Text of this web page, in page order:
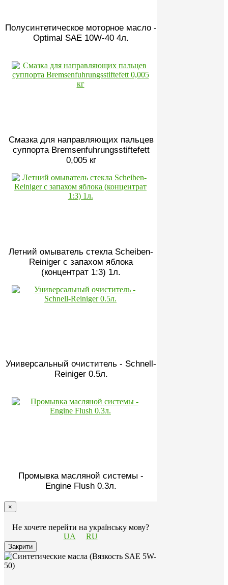
Полусинтетическое моторное масло -
Optimal SAE 10W-40 4л.
Смазка для направляющих пальцев
суппорта Bremsenfuhrungsstiftefett
0,005 кг
Летний омыватель стекла Scheiben-
Reiniger с запахом яблока
(концентрат 1:3) 1л.
Универсальный очиститель - Schnell-
Reiniger 0.5л.
Промывка масляной системы -
Engine Flush 0.3л.
×
Не хочете перейти на українську мову?
UA
RU
Закрити